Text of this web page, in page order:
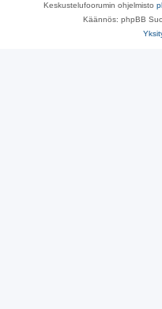
Keskustelufoorumin ohjelmisto
Käännös: phpBB